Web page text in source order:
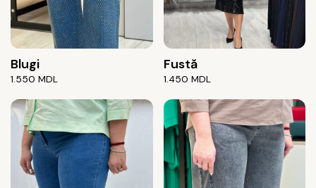
Blugi
1.550 MDL
Fustă
1.450 MDL